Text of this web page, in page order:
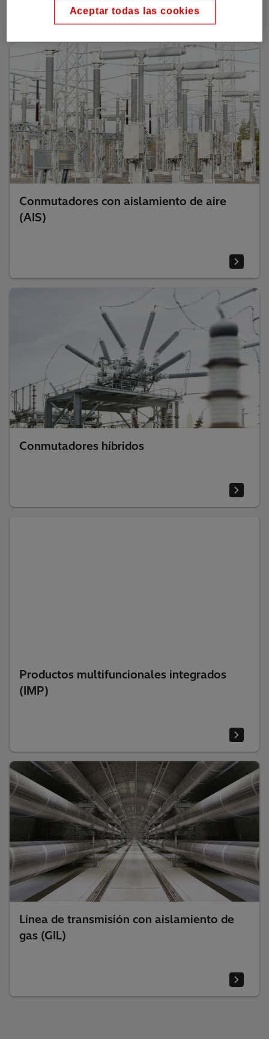
Conmutadores con aislamiento de aire
(AIS)
Conmutadores híbridos
Productos multifuncionales integrados
(IMP)
Línea de transmisión con aislamiento de
gas (GIL)
Aceptar todas las cookies